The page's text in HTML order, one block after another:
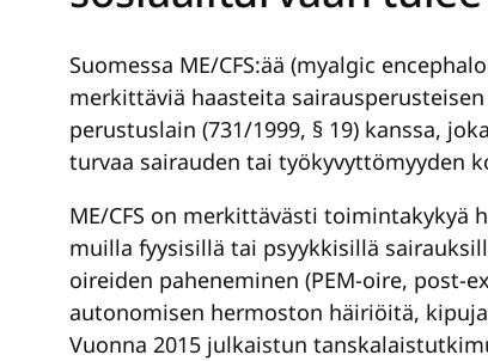
Suomessa ME/CFS:ää (myalgic
merkittäviä haasteita
perustuslain (731/1999, § 19) kanssa,
turvaa sairauden tai työkyvyttömyyden
ME/CFS on merkittävästi toimintakykyä
muilla fyysisillä tai psyykkisillä
oireiden paheneminen (PEM-oire, post-
autonomisen hermoston häiriöitä,
Vuonna 2015 julkaistun